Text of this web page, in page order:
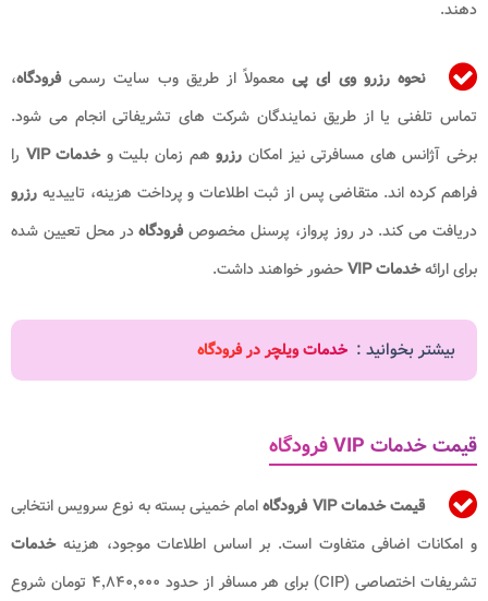
دهند.
نحوه رزرو وی ای پیمعمولاً از طریق وب سایت رسمیفرودگاه،
تماس تلفنی یا از طریق نمایندگان شرکت های تشریفاتی انجام می شود.
برخی آژانس های مسافرتی نیز امکان رزرو هم زمان بلیت وخدمات VIP
را
فراهم کرده اند. متقاضی پس از ثبت اطلاعات و پرداخت هزینه، تاییدیه رزرو
دریافت می کند. در روز پرواز، پرسنل مخصوصفرودگاهدر محل تعیین شده
برای ارائهخدماتVIPحضور خواهند داشت.
بیشتر بخوانید : خدمات ویلچر در فرودگاه
قیمت خدمات VIP فرودگاه
قیمتخدمات VIP فرودگاه
امام خمینی بسته به نوع سرویس انتخابی
و امکانات اضافی متفاوت است. بر اساس اطلاعات موجود، هزینهخدمات
تشریفات اختصاصی (CIP) برای هر مسافر از حدود ۴٬۸۴۰٬۰۰۰ تومان شروع